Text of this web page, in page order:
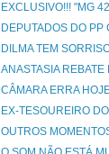
EXCLUSIVO!!! "MG
DEPUTADOS DO
DILMA TEM
ANASTASIA
CÂMARA ERRA
EX-TESOUREIRO
OUTROS